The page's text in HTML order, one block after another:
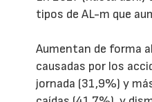
tipos de AL-m que
Aumentan de forma
causadas por los
jornada (31,9%) y